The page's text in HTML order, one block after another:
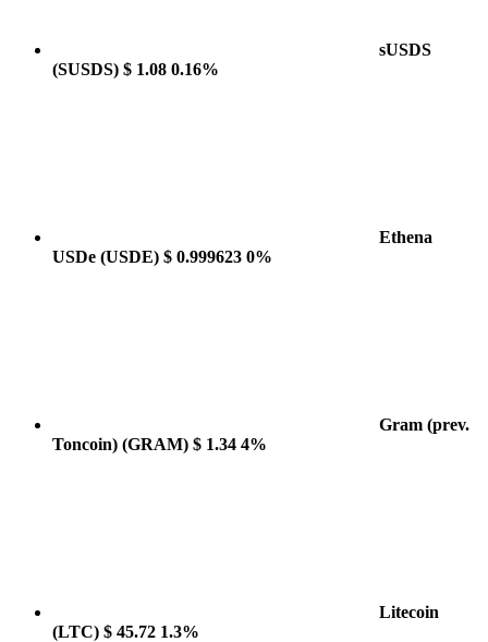
sUSDS
(SUSDS) $ 1.08 0.16%
Ethena
USDe (USDE) $ 0.999623 0%
Gram (prev.
Toncoin) (GRAM) $ 1.34 4%
Litecoin
(LTC) $ 45.72 1.3%